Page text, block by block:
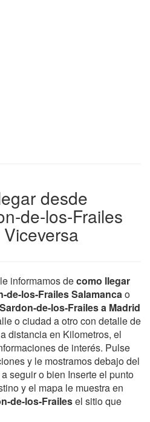
desde
de-los-Frailes
informamos decomo llegar
de-los-Frailes Salamancao
de-los-Frailes a Madrid
o ciudad a otro con detalle de
distancia en Kilometros, el
de interés. Pulse
y le mostramos debajo del
seguir o bien Inserte el punto
y el mapa le muestra en
de-los-Frailesel sitio que